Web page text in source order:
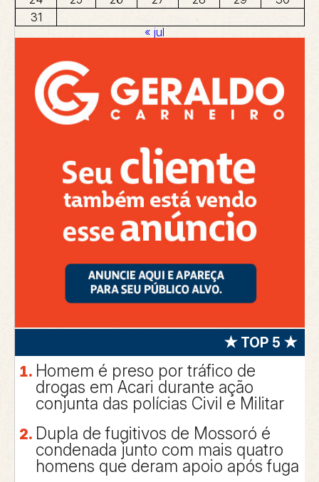
31
« jul
★ TOP 5 ★
Homem é preso por tráfico de
drogas em Acari durante ação
conjunta das polícias Civil e Militar
Dupla de fugitivos de Mossoró é
condenada junto com mais quatro
homens que deram apoio após fuga